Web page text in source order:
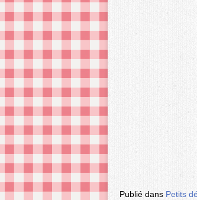
Publié dans Petits